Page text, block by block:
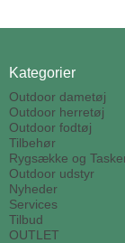
Kategorier
Outdoor dametøj
Outdoor herretøj
Outdoor fodtøj
Tilbehør
Rygsække og
Outdoor udstyr
Nyheder
Services
Tilbud
OUTLET